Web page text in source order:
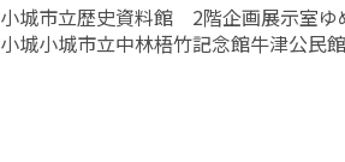
小城市立歴史資料館 2階企画展示室ゆ
小城小城市立中林梧竹記念館牛津公民